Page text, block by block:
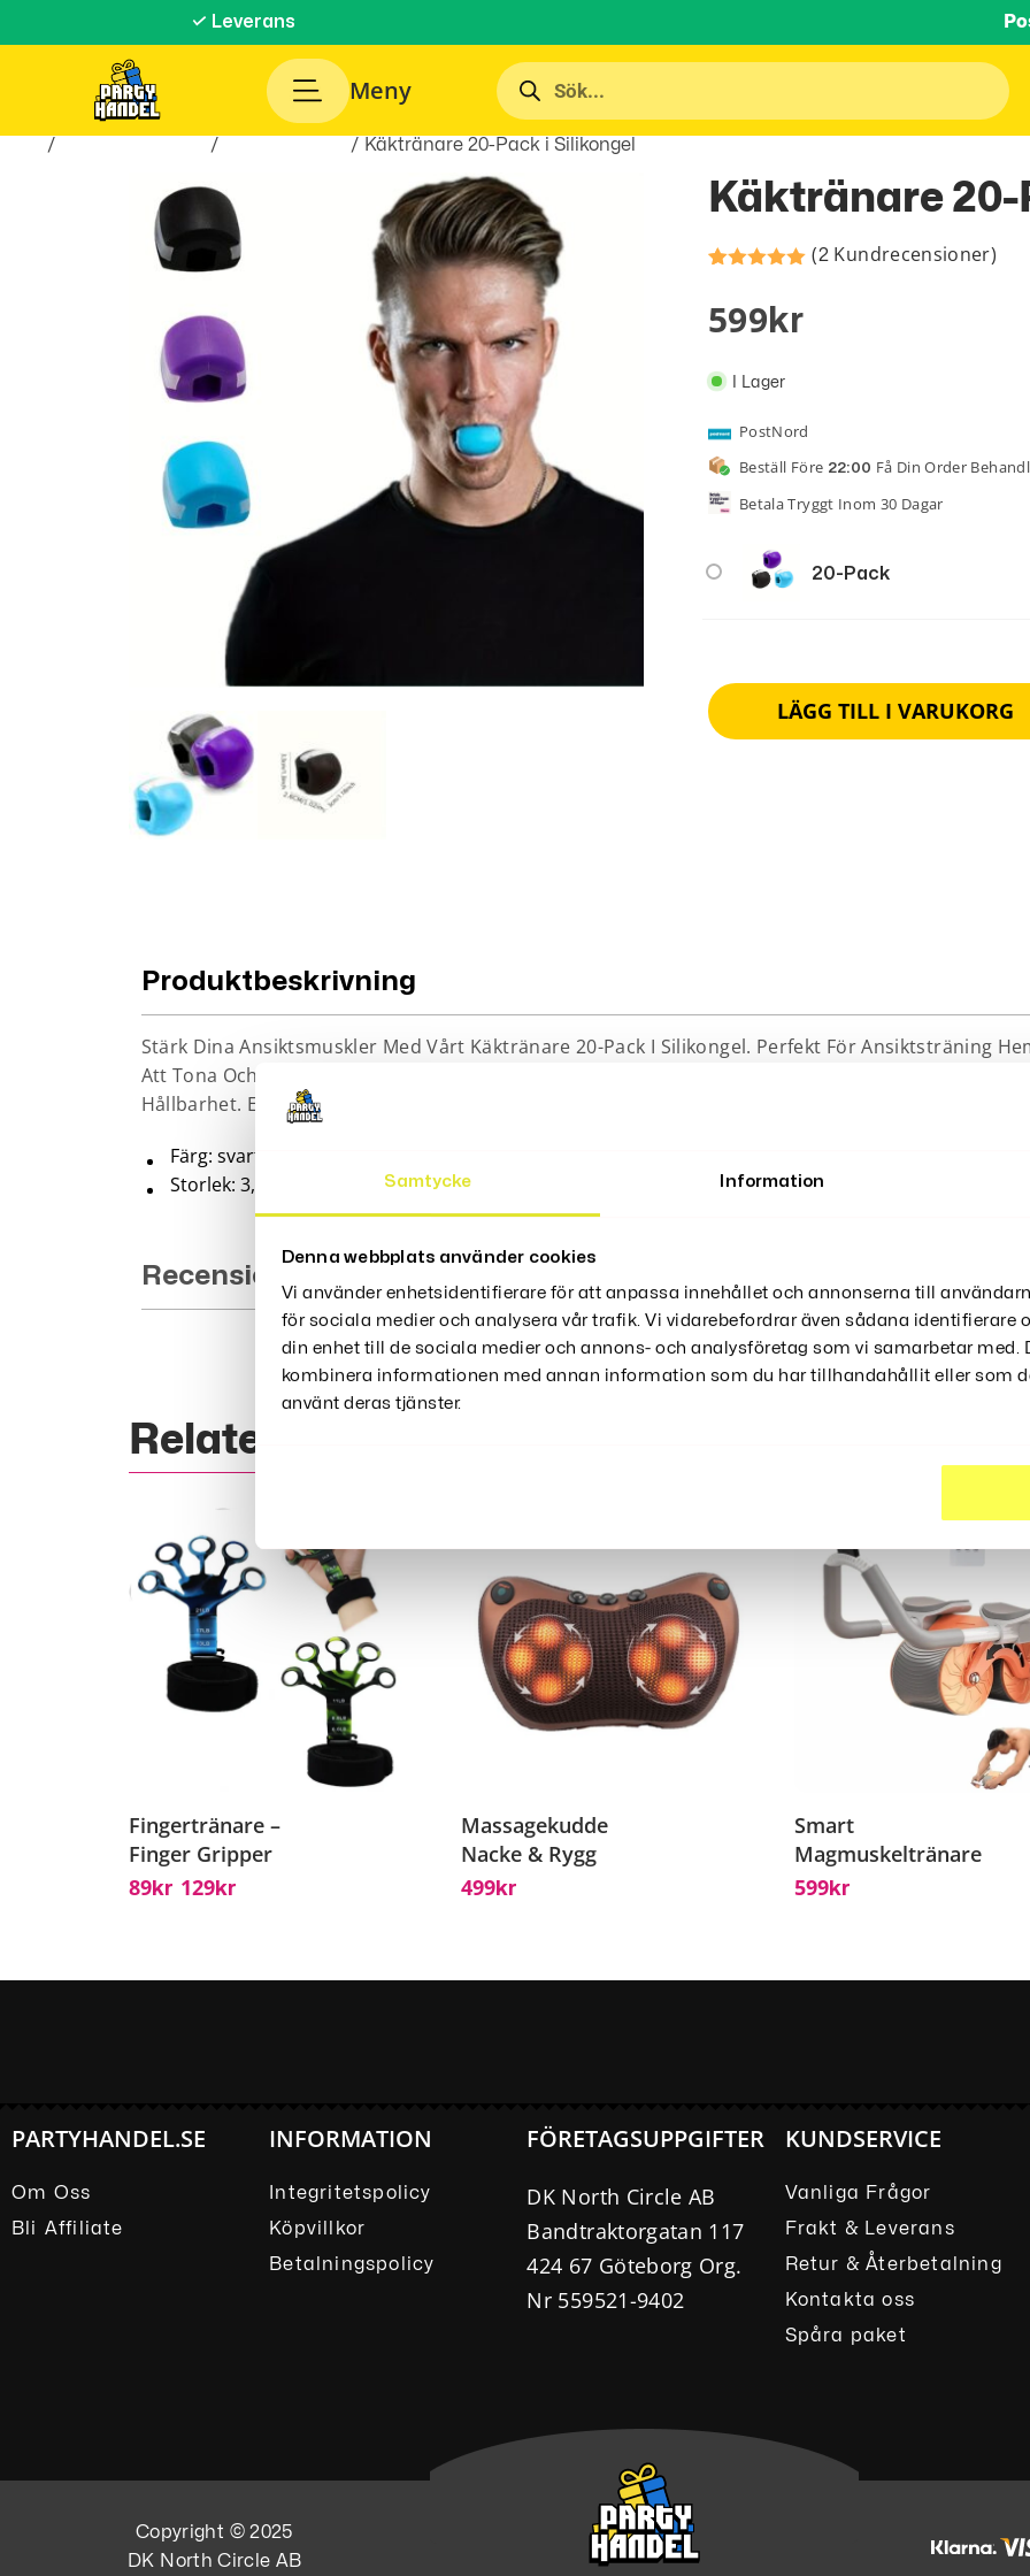
Samtycke Information
Denna webbplats använder cookies
Vi använder enhetsidentifierare för att anpassa innehållet och annonserna till
för sociala medier och analysera vår trafik. Vi vidarebefordrar även sådana identifierare
din enhet till de sociala medier och annons- och analysföretag som vi samarbetar med.
kombinera informationen med annan information som du har tillhandahållit eller som
använt deras tjänster.
✓ Leverans
Meny
/ / / Käktränare 20-Pack i Silikongel
Käktränare 20-
baserat på
(2 Kundrecensioner)
599 Kr
I Lager
PostNord
Beställ Före 22:00 Få Din Order
Betala Tryggt Inom 30 Dagar
20-Pack
LÄGG TILL I VARUKORG
Produktbeskrivning
Stärk Dina Ansiktsmuskler Med Vårt Käktränare 20-Pack I Silikongel. Perfekt För Ansiktsträning
Att Tona Och Skulptera Ditt Ansikte Samtidigt Som De Minskar Stress. Tillverkade Av
Hållbarhet. Enkel Att Använda, Bärbar Och Effektiv – Upplev Skillnaden Och Ge Ditt Ansikte En
Färg: svart, blå, lila, grå
Storlek: 3,3 * 3 * 2,6 cm
Recensioner (2)
Relaterade Produkter
Fingertränare –
Finger Gripper
89Kr 129Kr
Massagekudde
Nacke & Rygg
499Kr
Smart
Magmuskeltränare
599Kr
PARTYHANDEL.SE
Om Oss
Bli Affiliate
INFORMATION
Integritetspolicy
Köpvillkor
Betalningspolicy
FÖRETAGSUPPGIFTER
DK North Circle AB
Bandtraktorgatan 117
424 67 Göteborg Org.
Nr 559521-9402
KUNDSERVICE
Vanliga Frågor
Frakt & Leverans
Retur & Återbetalning
Kontakta oss
Spåra paket
Copyright © 2025
DK North Circle AB